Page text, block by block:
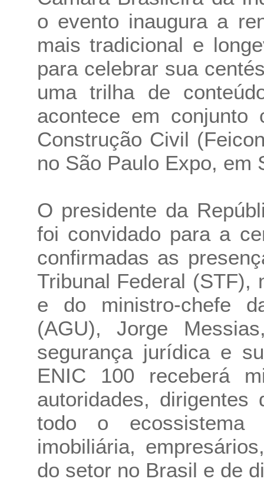
o evento inaugura a
mais tradicional e
para celebrar sua
uma trilha de
acontece em conjunto
Construção Civil
no São Paulo Expo, em
O presidente da
foi convidado para a
confirmadas as
Tribunal Federal (STF),
e do ministro-chefe
(AGU), Jorge
segurança jurídica e
ENIC 100 receberá
autoridades, dirigentes
todo o ecossistema
imobiliária,
do setor no Brasil e de